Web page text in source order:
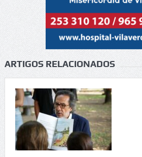
ARTIGOS RELACIONADOS